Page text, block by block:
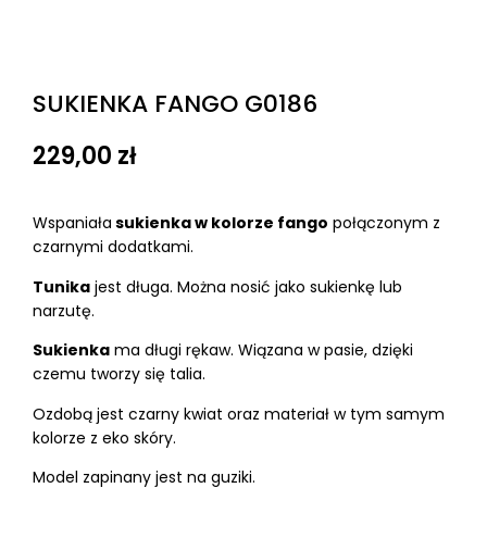
SUKIENKA FANGO G0186
229,00 zł
Wspaniała sukienka w kolorze fango połączonym z
czarnymi dodatkami.
Tunika jest długa. Można nosić jako sukienkę lub
narzutę.
Sukienka ma długi rękaw. Wiązana w pasie, dzięki
czemu tworzy się talia.
Ozdobą jest czarny kwiat oraz materiał w tym samym
kolorze z eko skóry.
Model zapinany jest na guziki.